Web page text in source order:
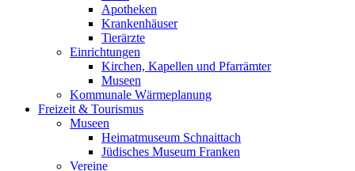
Apotheken
Krankenhäuser
Tierärzte
Einrichtungen
Kirchen, Kapellen und Pfarrämter
Museen
Kommunale Wärmeplanung
Freizeit & Tourismus
Museen
Heimatmuseum Schnaittach
Jüdisches Museum Franken
Vereine